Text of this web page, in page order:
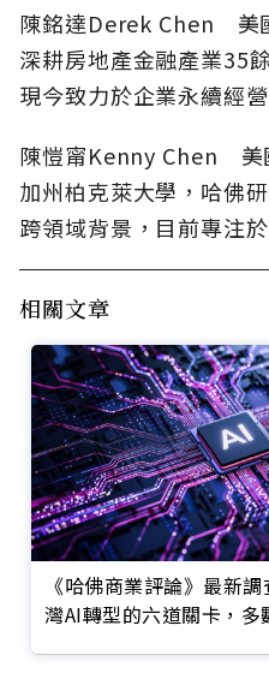
陳銘達Derek Chen 美
深耕房地產金融產業35
現今致力於企業永續經
陳愷甯Kenny Chen 美
加州柏克萊大學，哈佛
跨領域背景，目前專注
相關文章
《哈佛商業評論》最新
灣AI轉型的六道關卡，多